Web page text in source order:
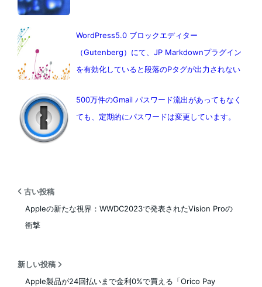
WordPress5.0 ブロックエディター
（Gutenberg）にて、JP Markdownプラグイン
を有効化していると段落のPタグが出力されない
500万件のGmail パスワード流出があってもなく
ても、定期的にパスワードは変更しています。
古い投稿
Appleの新たな視界：WWDC2023で発表されたVision Proの
衝撃
新しい投稿
Apple製品が24回払いまで金利0%で買える「Orico Pay